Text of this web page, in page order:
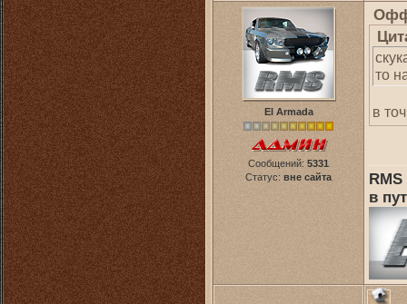
El Armada
Сообщений: 5331
Статус: вне сайта
то
в
в